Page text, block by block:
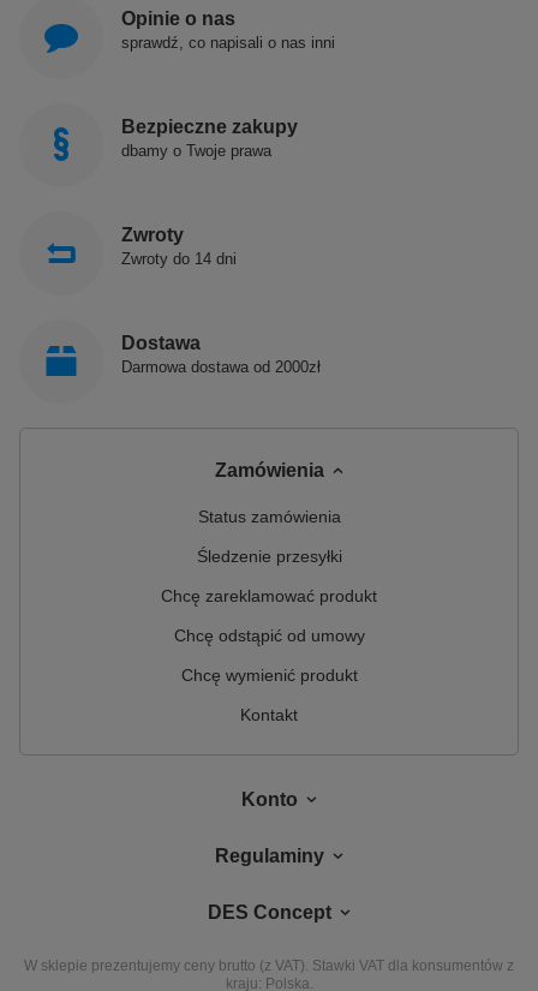
Opinie o nas
sprawdź, co napisali o nas inni
Bezpieczne zakupy
dbamy o Twoje prawa
Zwroty
Zwroty do 14 dni
Dostawa
Darmowa dostawa od 2000zł
Zamówienia
Status zamówienia
Śledzenie przesyłki
Chcę zareklamować produkt
Chcę odstąpić od umowy
Chcę wymienić produkt
Kontakt
Konto
Regulaminy
DES Concept
W sklepie prezentujemy ceny brutto (z VAT). Stawki VAT dla konsumentów z
kraju: Polska.